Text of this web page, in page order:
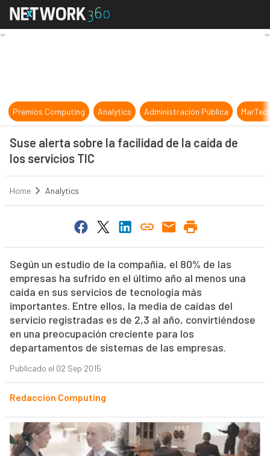
Suse alerta sobre la facilidad de la
Premios Computing Analytics Administración Pública
Suse alerta sobre la facilidad de la caída de
los servicios TIC
Home Analytics
Según un estudio de la compañía, el 80% de las
empresas ha sufrido en el último año al menos una
caída en sus servicios de tecnología más
importantes. Entre ellos, la media de caídas del
servicio registradas es de 2,3 al año, convirtiéndose
en una preocupación creciente para los
departamentos de sistemas de las empresas.
Publicado el 02 Sep 2015
Redacción Computing